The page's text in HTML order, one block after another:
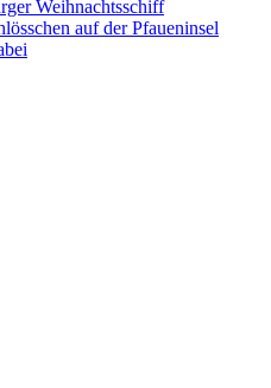
Weihnachtsschiff
auf der Pfaueninsel